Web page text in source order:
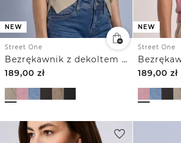
NEW
Street One
Bezrękawnik z dekoltem w szpic w jednolitym kolorze
189,00 zł
NEW
Street One
189,00 zł